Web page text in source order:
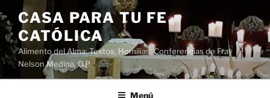
Saltar
al
contenido
CASA PARA TU FE
CATÓLICA
Alimento del Alma: Textos, Homilias, Conferencias de Fray
Nelson Medina, O.P.
Menú